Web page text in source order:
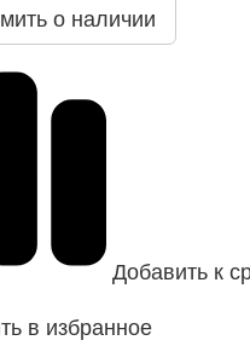
о наличии
Добавить к
в избранное